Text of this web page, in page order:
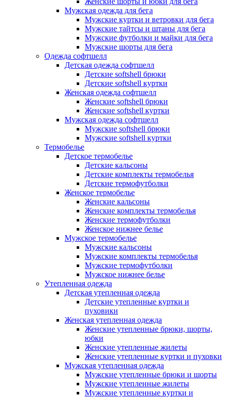
Мужская одежда для бега
Мужские куртки и ветровки для бега
Мужские тайтсы и штаны для бега
Мужские футболки и майки для бега
Мужские шорты для бега
Одежда софтшелл
Детская одежда софтшелл
Детские softshell брюки
Детские softshell куртки
Женская одежда софтшелл
Женские softshell брюки
Женские softshell куртки
Мужская одежда софтшелл
Мужские softshell брюки
Мужские softshell куртки
Термобелье
Детское термобелье
Детские кальсоны
Детские комплекты термобелья
Детские термофутболки
Женское термобелье
Женские кальсоны
Женские комплекты термобелья
Женские термофутболки
Женское нижнее белье
Мужское термобелье
Мужские кальсоны
Мужские комплекты термобелья
Мужские термофутболки
Мужское нижнее белье
Утепленная одежда
Детская утепленная одежда
Детские утепленные куртки и
пуховики
Женская утепленная одежда
Женские утепленные брюки, шорты,
юбки
Женские утепленные жилеты
Женские утепленные куртки и пуховки
Мужская утепленная одежда
Мужские утепленные брюки и шорты
Мужские утепленные жилеты
Мужские утепленные куртки и